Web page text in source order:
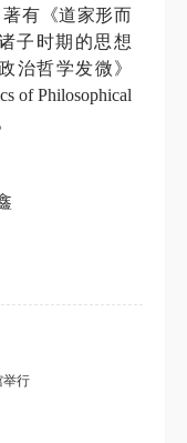
举行
有《道家形而
子时期的思想
治哲学发微》
of Philosophical